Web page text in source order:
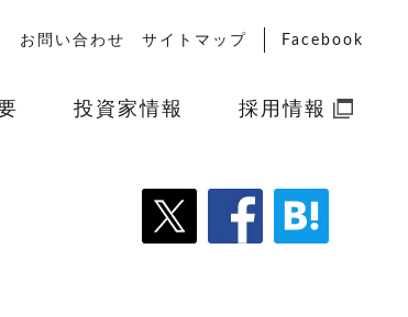
お問い合わせ サイトマップ Facebook
投資家情報 採用情報